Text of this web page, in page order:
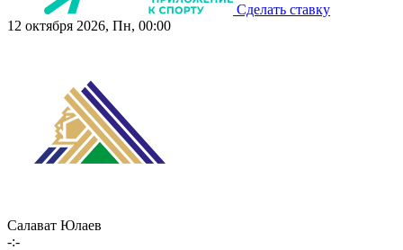
Сделать ставку
12 октября 2026, Пн, 00:00
Салават Юлаев
-:-